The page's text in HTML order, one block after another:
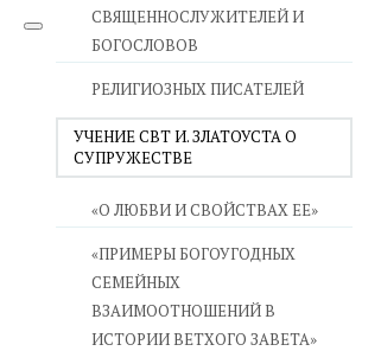
СВЯЩЕННОСЛУЖИТЕЛЕЙ И
БОГОСЛОВОВ
РЕЛИГИОЗНЫХ ПИСАТЕЛЕЙ
УЧЕНИЕ СВТ И. ЗЛАТОУСТА О
СУПРУЖЕСТВЕ
«О ЛЮБВИ И СВОЙСТВАХ ЕЕ»
«ПРИМЕРЫ БОГОУГОДНЫХ
СЕМЕЙНЫХ
ВЗАИМООТНОШЕНИЙ В
ИСТОРИИ ВЕТХОГО ЗАВЕТА»